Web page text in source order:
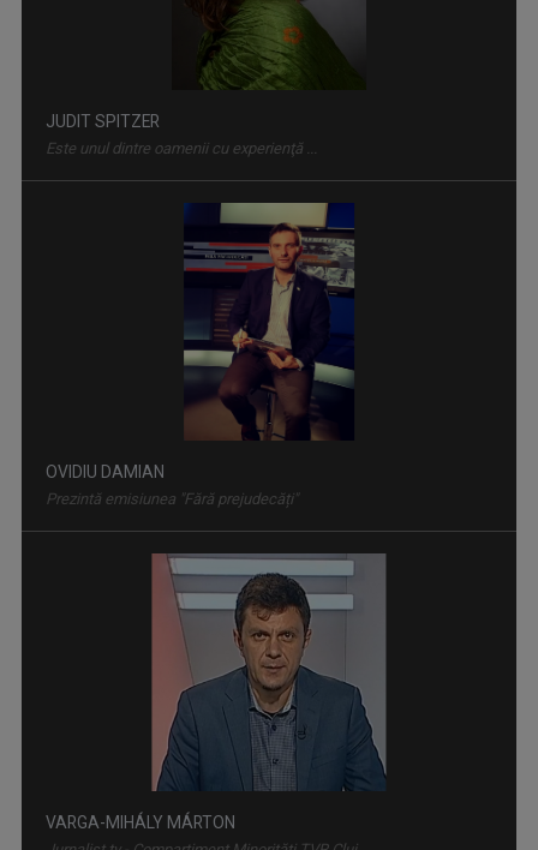
JUDIT SPITZER
Este unul dintre oamenii cu experienţă ...
OVIDIU DAMIAN
Prezintă emisiunea "Fără prejudecăți"
VARGA-MIHÁLY MÁRTON